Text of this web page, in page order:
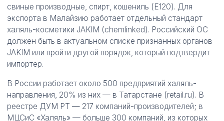
свиные производные, спирт, кошениль (E120). Для
экспорта в Малайзию работает отдельный стандарт
халяль-косметики JAKIM (chemlinked). Российский ОС
должен быть в актуальном списке признанных органов
JAKIM или пройти другой порядок, который подтвердит
импортёр.
В России работает около 500 предприятий халяль-
направления, 20% из них — в Татарстане (retail.ru). В
реестре ДУМ РТ — 217 компаний-производителей; в
МЦСиС «Халяль» — больше 300 компаний, из которых